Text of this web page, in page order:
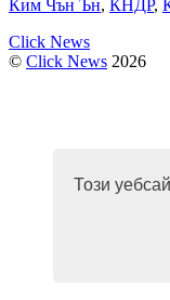
Този
Ким Чън Ън, КНДР,
Click News
© Click News 2026